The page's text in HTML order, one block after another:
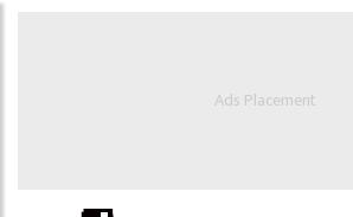
Ads Placement